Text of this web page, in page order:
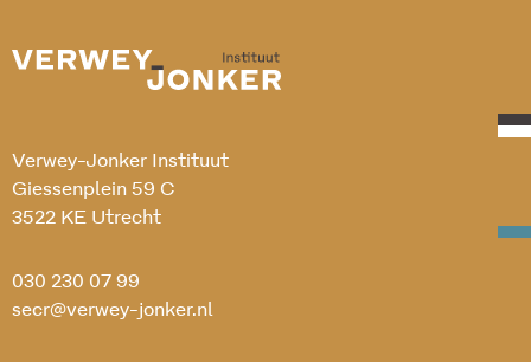
Verwey-Jonker Instituut
Giessenplein 59 C
3522 KE Utrecht
030 230 07 99
secr@verwey-jonker.nl